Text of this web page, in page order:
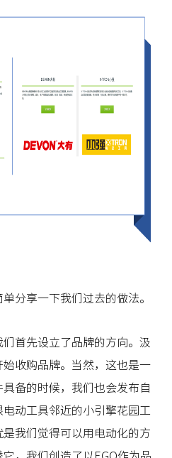
分享一下我们过去的做法。
首先设立了品牌的方向。汲
收购品牌。当然，这也是一
备的时候，我们也会发布自
动工具邻近的小引擎花园工
我们觉得可以用电动化的方